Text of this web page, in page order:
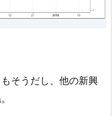
そうだし、他の新興